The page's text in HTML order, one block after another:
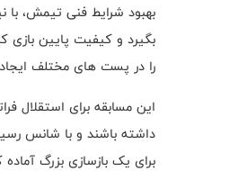
بهبود شرایط فنی تیمش، با
بگیرد و کیفیت پایین
را در پست ‌های مختلف
این مسابقه برای استقلال
داشته باشند و با شانس
برای یک بازسازی بزرگ آماده